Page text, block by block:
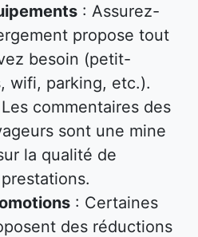
: Assurez-
propose tout
besoin (petit-
wifi, parking, etc.).
commentaires des
sont une mine
la qualité de
: Certaines
des réductions